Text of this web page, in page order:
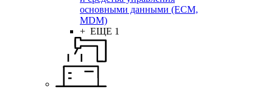
основными данными (ECM,
MDM)
+ ЕЩЕ 1